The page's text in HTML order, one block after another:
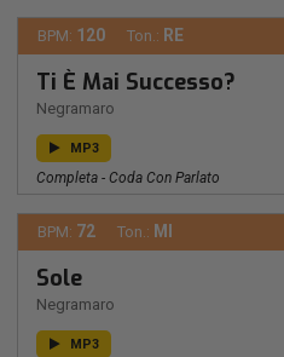
BPM: 120 Ton.: RE
Ti È Mai Successo?
Negramaro
MP3
Completa - Coda Con Parlato
BPM: 72 Ton.: MI
Sole
Negramaro
MP3